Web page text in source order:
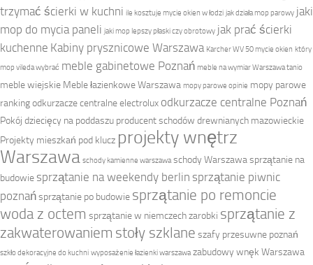
trzymać ścierki w kuchni ile kosztuje mycie okien w łodzi jak działa mop parowy jaki
mop do mycia paneli jaki mop lepszy płaski czy obrotowy jak prać ścierki
kuchenne Kabiny prysznicowe Warszawa Karcher WV 50 mycie okien który
mop vileda wybrać meble gabinetowe Poznań meble na wymiar Warszawa tanio
meble wiejskie Meble łazienkowe Warszawa mopy parowe opinie mopy parowe
rankingodkurzacze centralne electrolux odkurzacze centralne Poznań
Pokój dziecięcy na poddaszu producent schodów drewnianych mazowieckie
Projekty mieszkań pod klucz projekty wnętrz
Warszawa schody kamienne warszawa schody Warszawasprzątanie na
budowie sprzątanie na weekendy berlin sprzątanie piwnic
poznańsprzątanie po budowie sprzątanie po remoncie
woda z octem sprzątanie w niemczech zarobki sprzątanie z
zakwaterowaniem stoły szklane szafy przesuwne poznań
szkło dekoracyjne do kuchni wyposażenie łazienki warszawa zabudowy wnęk Warszawa